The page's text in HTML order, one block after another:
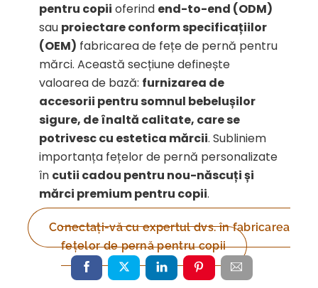
pentru copii oferind end-to-end (ODM)
sau proiectare conform specificațiilor
(OEM) fabricarea de fețe de pernă pentru
mărci. Această secțiune definește
valoarea de bază: furnizarea de
accesorii pentru somnul bebelușilor
sigure, de înaltă calitate, care se
potrivesc cu estetica mărcii. Subliniem
importanța fețelor de pernă personalizate
în cutii cadou pentru nou-născuți și
mărci premium pentru copii.
Conectați-vă cu expertul dvs. în fabricarea
fețelor de pernă pentru copii